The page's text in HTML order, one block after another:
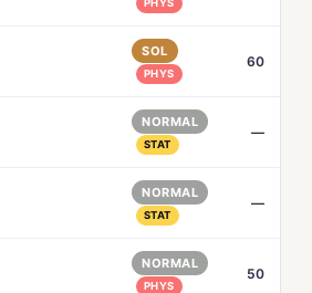
PHYS
SOL
PHYS
60
NORMAL
STAT
—
NORMAL
STAT
—
NORMAL
PHYS
50